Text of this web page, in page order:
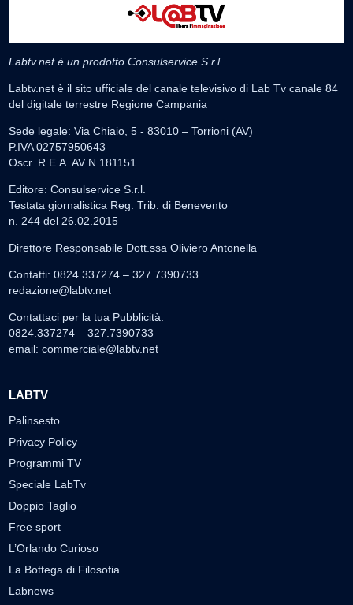
Labtv.net è un prodotto Consulservice S.r.l.
Labtv.net è il sito ufficiale del canale televisivo di Lab Tv canale 84
del digitale terrestre Regione Campania
Sede legale: Via Chiaio, 5 - 83010 – Torrioni (AV)
P.IVA 02757950643
Oscr. R.E.A. AV N.181151
Editore: Consulservice S.r.l.
Testata giornalistica Reg. Trib. di Benevento
n. 244 del 26.02.2015
Direttore Responsabile Dott.ssa Oliviero Antonella
Contatti: 0824.337274 – 327.7390733
redazione@labtv.net
Contattaci per la tua Pubblicità:
0824.337274 – 327.7390733
email: commerciale@labtv.net
LABTV
Palinsesto
Privacy Policy
Programmi TV
Speciale LabTv
Doppio Taglio
Free sport
L’Orlando Curioso
La Bottega di Filosofia
Labnews